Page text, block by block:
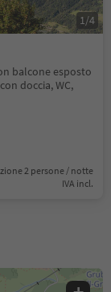
balcone esposto
doccia, WC,
2 persone / notte
IVA incl.
1 /4